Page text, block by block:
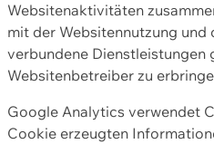
Websitenaktivitäten
mit der Websitennutzung und
verbundene Dienstleistungen
Websitenbetreiber zu
Google Analytics verwendet
Cookie erzeugten